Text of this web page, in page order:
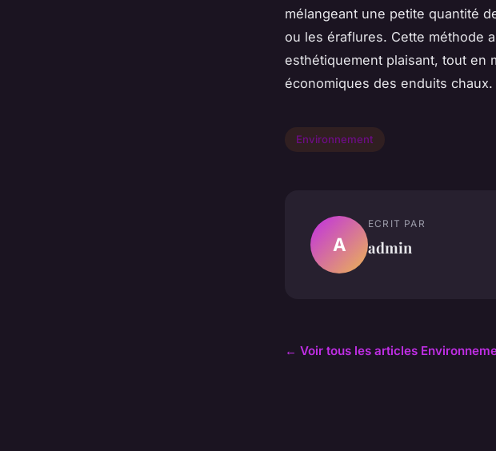
mélangeant une petite quantité
ou les éraflures. Cette méthode
esthétiquement plaisant, tout en
économiques des enduits chaux.
Environnement
A
ECRIT PAR
admin
← Voir tous les articles